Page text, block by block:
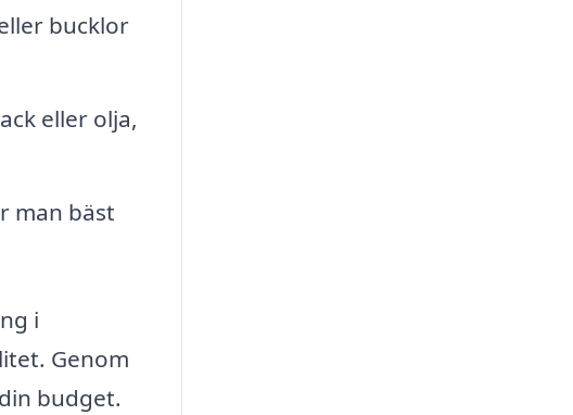
bucklor
eller olja,
man bäst
i
Genom
budget.